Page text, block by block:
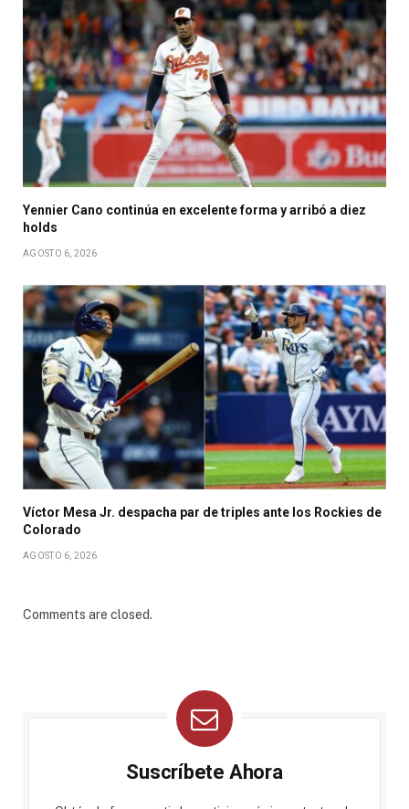
Yennier Cano continúa en excelente forma y arribó a diez
holds
AGOSTO 6, 2026
Víctor Mesa Jr. despacha par de triples ante los Rockies de
Colorado
AGOSTO 6, 2026
Comments are closed.
Suscríbete Ahora